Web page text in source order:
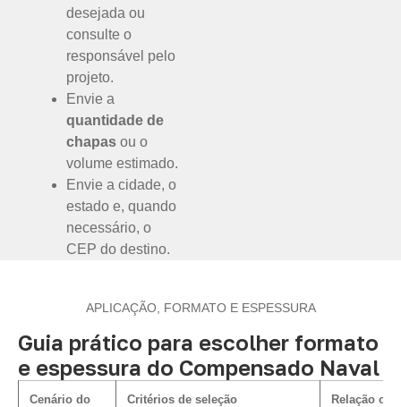
desejada ou
consulte o
responsável pelo
projeto.
Envie a
quantidade de
chapas ou o
volume estimado.
Envie a cidade, o
estado e, quando
necessário, o
CEP do destino.
APLICAÇÃO, FORMATO E ESPESSURA
Guia prático para escolher formato
e espessura do Compensado Naval
Cenário do
Critérios de seleção Relação